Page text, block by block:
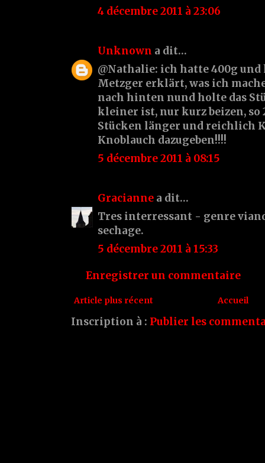
4 décembre 2011 à 23:06
Unknown a dit…
@Nathalie: ich hatte 400g und
Metzger erklärt, was ich
nach hinten nund holte das
kleiner ist, nur kurz beizen, so
Stücken länger und reichlich
Knoblauch dazugeben!!!!
5 décembre 2011 à 08:15
Gracianne a dit…
Tres interressant - genre
sechage.
5 décembre 2011 à 15:33
Enregistrer un commentaire
Article plus récent Accueil
Inscription à : Publier les